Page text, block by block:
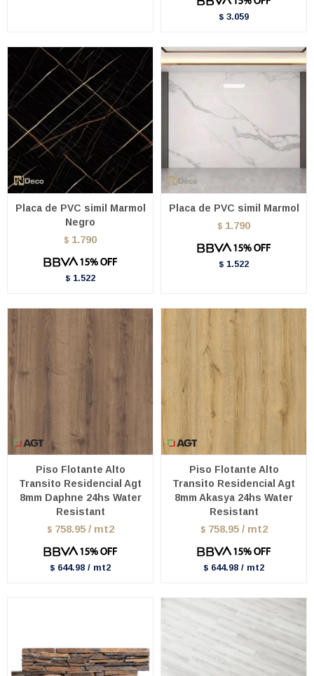
$ 3.059
Placa de PVC simil Marmol
Negro
$ 1.790
$ 1.522
Placa de PVC simil Marmol
$ 1.790
$ 1.522
Piso Flotante Alto
Transito Residencial Agt
8mm Daphne 24hs Water
Resistant
$ 758.95 / mt2
$ 644.98 / mt2
Piso Flotante Alto
Transito Residencial Agt
8mm Akasya 24hs Water
Resistant
$ 758.95 / mt2
$ 644.98 / mt2